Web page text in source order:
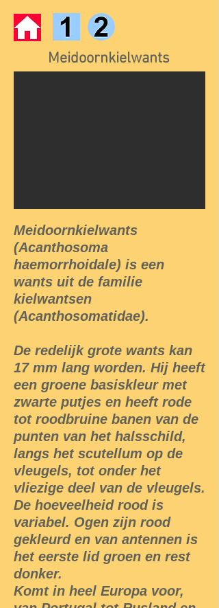
Meidoornkielwants
Meidoornkielwants
(Acanthosoma
haemorrhoidale) is een
wants uit de familie
kielwantsen
(Acanthosomatidae).
De redelijk grote wants kan
17 mm lang worden. Hij heeft
een groene basiskleur met
zwarte putjes en heeft rode
tot roodbruine banen van de
punten van het halsschild,
langs het scutellum op de
vleugels, tot onder het
vliezige deel van de vleugels.
De hoeveelheid rood is
variabel. Ogen zijn rood
gekleurd en van antennen is
het eerste lid groen en rest
donker.
Komt in heel Europa voor,